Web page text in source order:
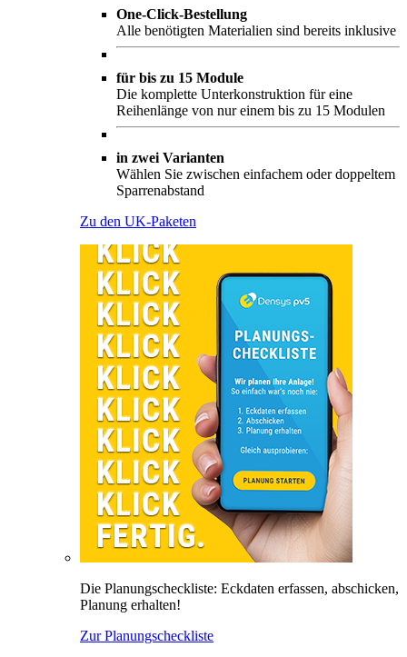
One-Click-Bestellung
Alle benötigten Materialien sind bereits inklusive
für bis zu 15 Module
Die komplette Unterkonstruktion für eine
Reihenlänge von nur einem bis zu 15 Modulen
in zwei Varianten
Wählen Sie zwischen einfachem oder doppeltem
Sparrenabstand
Zu den UK-Paketen
Die Planungscheckliste: Eckdaten erfassen, abschicken,
Planung erhalten!
Zur Planungscheckliste